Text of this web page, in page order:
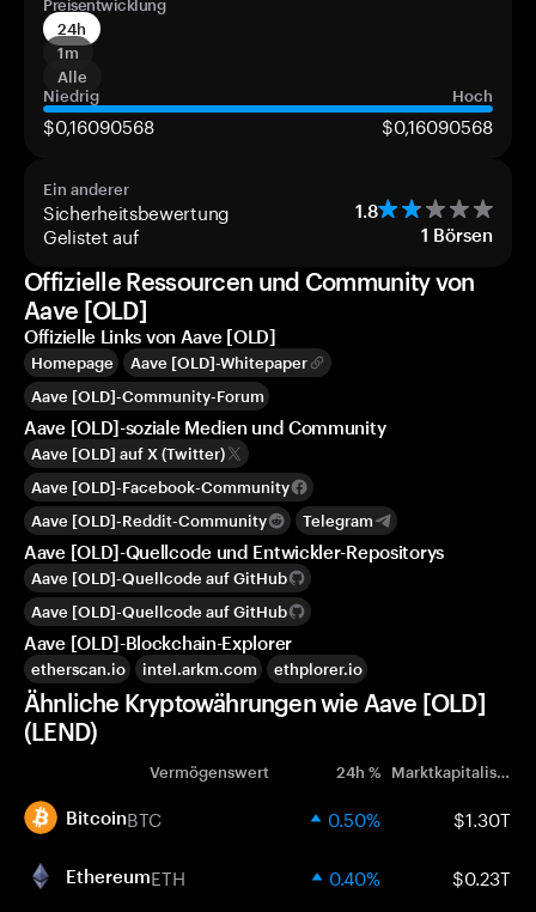
Preisentwicklung
24h
1m
Alle
Niedrig
Hoch
$0,16090568 $0,16090568
Ein anderer
Sicherheitsbewertung 1.8
Gelistet auf 1 Börsen
Offizielle Ressourcen und Community von
Aave [OLD]
Offizielle Links von Aave [OLD]
Homepage
Aave [OLD]-Whitepaper
Aave [OLD]-Community-Forum
Aave [OLD]-soziale Medien und Community
Aave [OLD] auf X (Twitter)
Aave [OLD]-Facebook-Community
Aave [OLD]-Reddit-Community
Telegram
Aave [OLD]-Quellcode und Entwickler-Repositorys
Aave [OLD]-Quellcode auf GitHub
Aave [OLD]-Quellcode auf GitHub
Aave [OLD]-Blockchain-Explorer
etherscan.io intel.arkm.com ethplorer.io
Ähnliche Kryptowährungen wie Aave [OLD]
(LEND)
Vermögenswert 24h % Marktkapitalisierung
BitcoinBTC 0.50% $1.30T
EthereumETH 0.40% $0.23T